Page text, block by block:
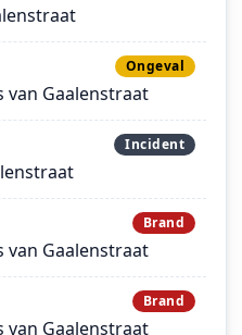
Ongeval
van Gaalenstraat
Incident
Brand
van Gaalenstraat
Brand
van Gaalenstraat